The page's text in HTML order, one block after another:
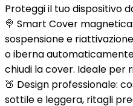
Proteggi il tuo dispositivo
🍭 Smart Cover
sospensione e
o iberna
chiudi la cover. Ideale per
🍑 Design professionale:
sottile e leggera, ritagli